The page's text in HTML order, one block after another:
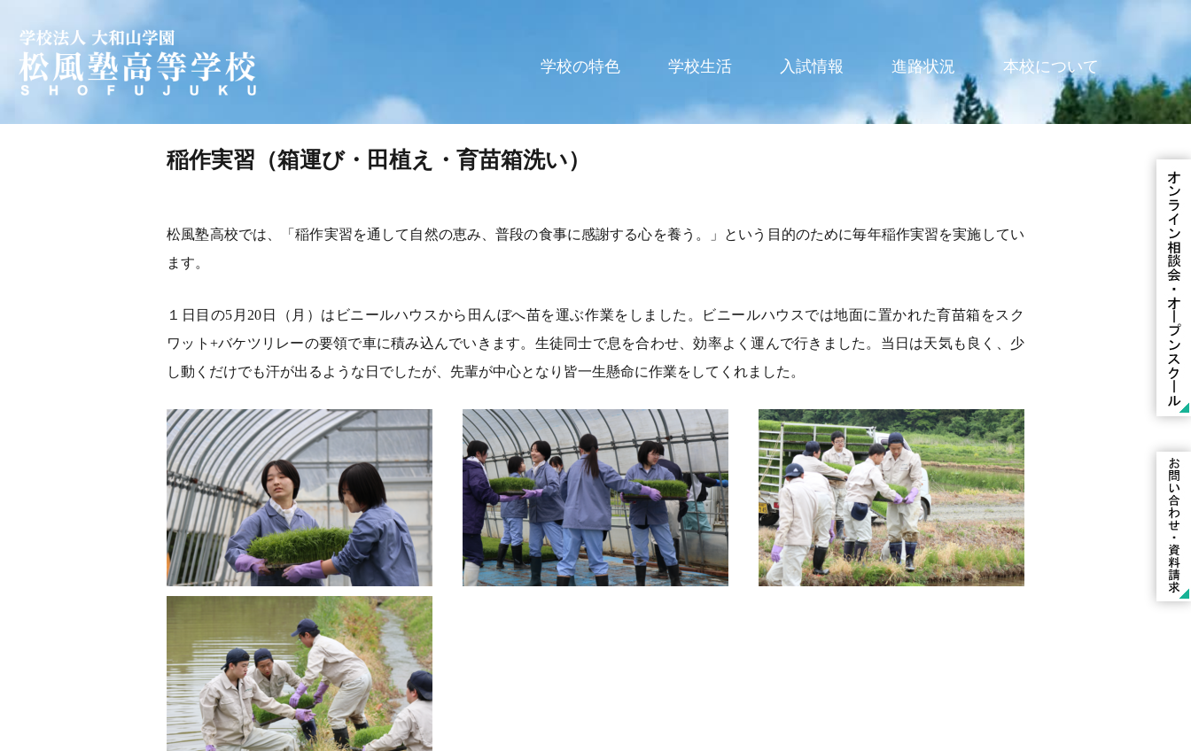
学校法人 大和山学園 松風塾高等学校
学校の特色 学校生活 入試情報 進路状況 本校について
稲作実習（箱運び・田植え・育苗箱洗い）
松風塾高校では、「稲作実習を通して自然の恵み、普段の食事に感謝する心を養う。」という目的のために毎年稲作実習を実施してい
ます。
１日目の5月20日（月）はビニールハウスから田んぼへ苗を運ぶ作業をしました。ビニールハウスでは地面に置かれた育苗箱をスク
ワット+バケツリレーの要領で車に積み込んでいきます。生徒同士で息を合わせ、効率よく運んで行きました。当日は天気も良く、少
し動くだけでも汗が出るような日でしたが、先輩が中心となり皆一生懸命に作業をしてくれました。